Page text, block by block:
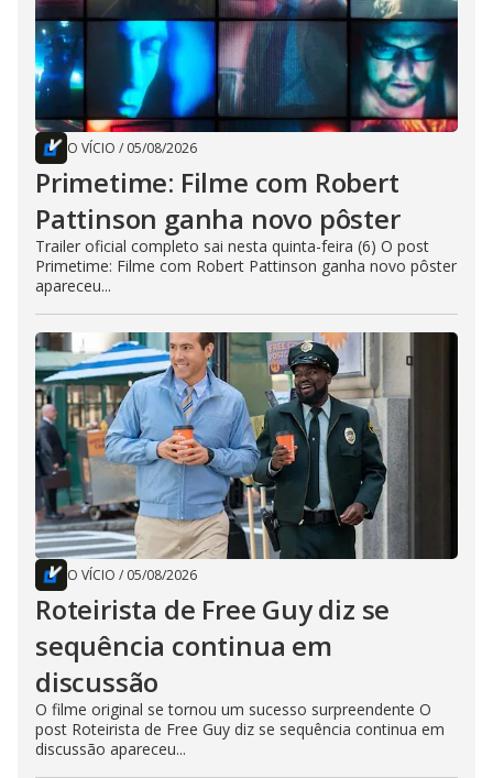
O VÍCIO / 05/08/2026
Primetime: Filme com Robert
Pattinson ganha novo pôster
Trailer oficial completo sai nesta quinta-feira (6) O post
Primetime: Filme com Robert Pattinson ganha novo pôster
apareceu...
O VÍCIO / 05/08/2026
Roteirista de Free Guy diz se
sequência continua em
discussão
O filme original se tornou um sucesso surpreendente O
post Roteirista de Free Guy diz se sequência continua em
discussão apareceu...